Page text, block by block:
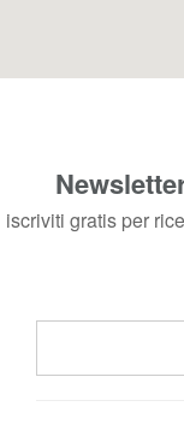
iscriviti gratis per